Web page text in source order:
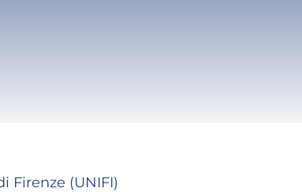
Firenze (UNIFI)